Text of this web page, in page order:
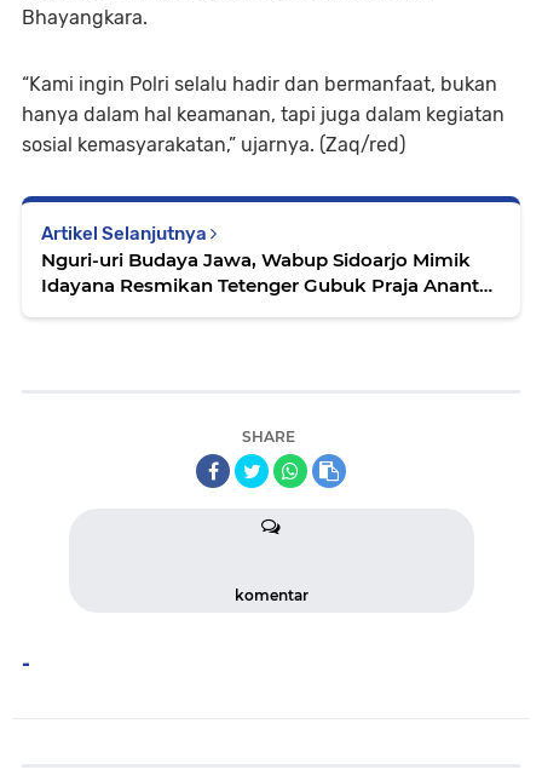
Bhayangkara.
“Kami ingin Polri selalu hadir dan bermanfaat, bukan
hanya dalam hal keamanan, tapi juga dalam kegiatan
sosial kemasyarakatan,” ujarnya. (Zaq/red)
Artikel Selanjutnya
Nguri-uri Budaya Jawa, Wabup Sidoarjo Mimik
Idayana Resmikan Tetenger Gubuk Praja Ananta
SHARE
komentar
-